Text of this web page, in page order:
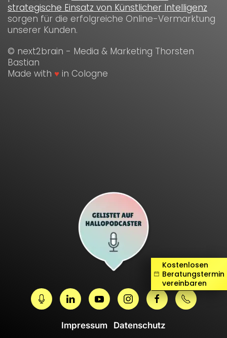
strategische Einsatz von Künstlicher Intelligenz
sorgen für die erfolgreiche Online-Vermarktung
unserer Kunden.
Kostenlosen
Beratungstermin
vereinbaren
© next2brain - Media & Marketing Thorsten
Bastian
Made with ♥ in Cologne
Impressum Datenschutz